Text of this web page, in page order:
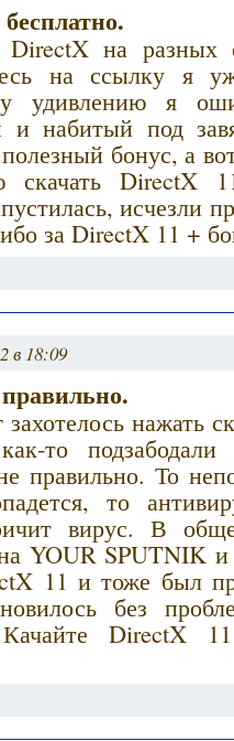
DirectX на разных
на ссылку я
удивлению я
и набитый под
бонус, а
скачать DirectX
исчезли
за DirectX 11 +
в 18:09
нажать
то
правильно. То
то
вирус. В
YOUR SPUTNIK
11 и тоже был
без
Качайте DirectX